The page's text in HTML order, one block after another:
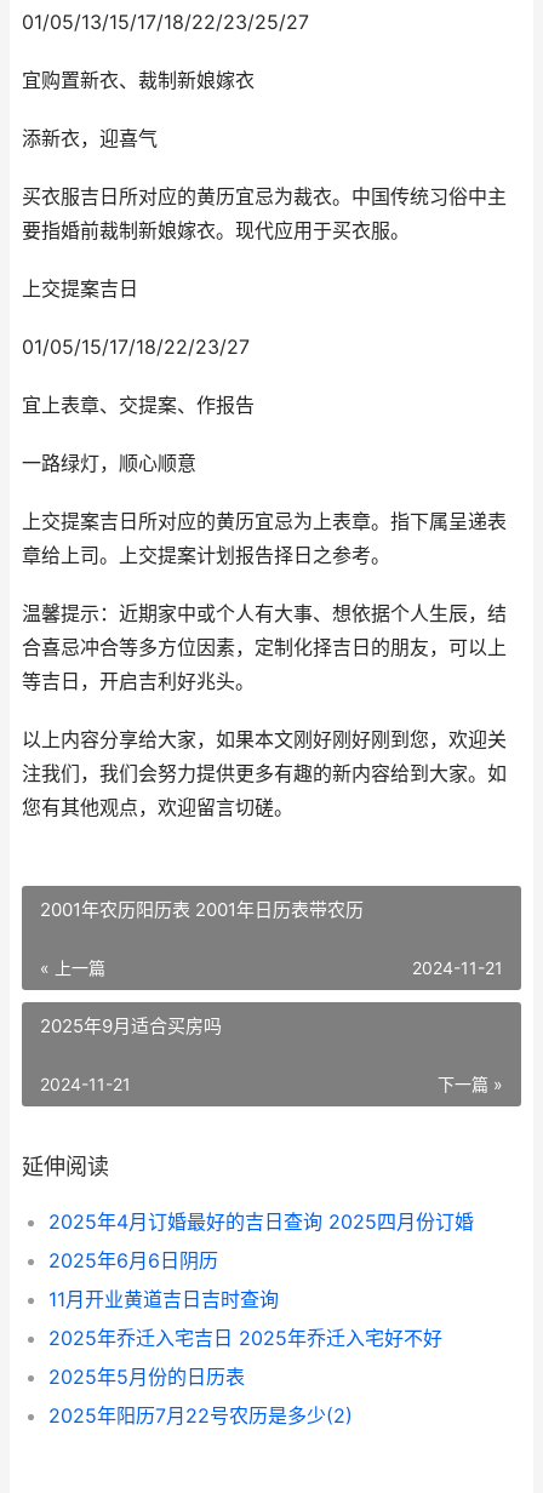
01/05/13/15/17/18/22/23/25/27
宜购置新衣、裁制新娘嫁衣
添新衣，迎喜气
买衣服吉日所对应的黄历宜忌为裁衣。中国传统习俗中主
要指婚前裁制新娘嫁衣。现代应用于买衣服。
上交提案吉日
01/05/15/17/18/22/23/27
宜上表章、交提案、作报告
一路绿灯，顺心顺意
上交提案吉日所对应的黄历宜忌为上表章。指下属呈递表
章给上司。上交提案计划报告择日之参考。
温馨提示：近期家中或个人有大事、想依据个人生辰，结
合喜忌冲合等多方位因素，定制化择吉日的朋友，可以上
等吉日，开启吉利好兆头。
以上内容分享给大家，如果本文刚好刚好刚到您，欢迎关
注我们，我们会努力提供更多有趣的新内容给到大家。如
您有其他观点，欢迎留言切磋。
2001年农历阳历表 2001年日历表带农历
« 上一篇 2024-11-21
2025年9月适合买房吗
下一篇 »
2024-11-21
延伸阅读
2025年4月订婚最好的吉日查询 2025四月份订婚
2025年6月6日阴历
11月开业黄道吉日吉时查询
2025年乔迁入宅吉日 2025年乔迁入宅好不好
2025年5月份的日历表
2025年阳历7月22号农历是多少(2)